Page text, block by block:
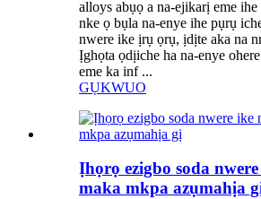
alloys abụọ a na-ejikarị eme
nke ọ bụla na-enye ihe pụrụ
nwere ike ịrụ ọrụ, ịdịte aka na
Ịghọta ọdịiche ha na-enye
eme ka inf ...
GỤKWUO
Ịhọrọ ezigbo soda
maka mkpa azụmahịa